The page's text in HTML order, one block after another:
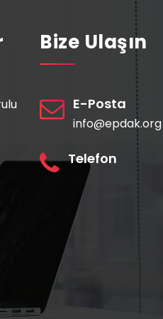
Bize Ulaşın
E-Posta
info@epdak.org
Telefon